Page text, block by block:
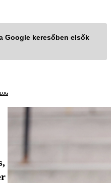
Google keresőben elsők